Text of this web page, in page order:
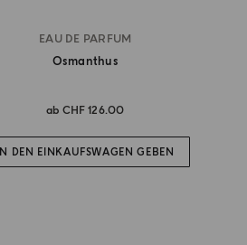
EAU DE PARFUM
Osmanthus
ab CHF 126.00
IN DEN EINKAUFSWAGEN GEBEN